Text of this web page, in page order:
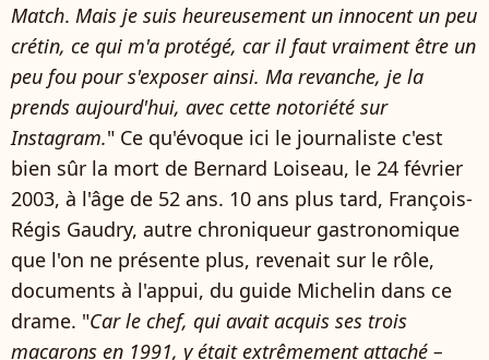
Match. Mais je suis heureusement un innocent un peu
crétin, ce qui m'a protégé, car il faut vraiment être un
peu fou pour s'exposer ainsi. Ma revanche, je la
prends aujourd'hui, avec cette notoriété sur
Instagram." Ce qu'évoque ici le journaliste c'est
bien sûr la mort de Bernard Loiseau, le 24 février
2003, à l'âge de 52 ans. 10 ans plus tard, François-
Régis Gaudry, autre chroniqueur gastronomique
que l'on ne présente plus, revenait sur le rôle,
documents à l'appui, du guide Michelin dans ce
drame. "Car le chef, qui avait acquis ses trois
macarons en 1991, y était extrêmement attaché –